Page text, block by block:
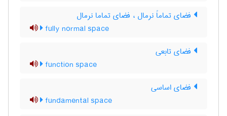
فضای تماماً نرمال ، فضای تماما نرمال
fully normal space
فضای تابعی
function space
فضای اساسی
fundamental space